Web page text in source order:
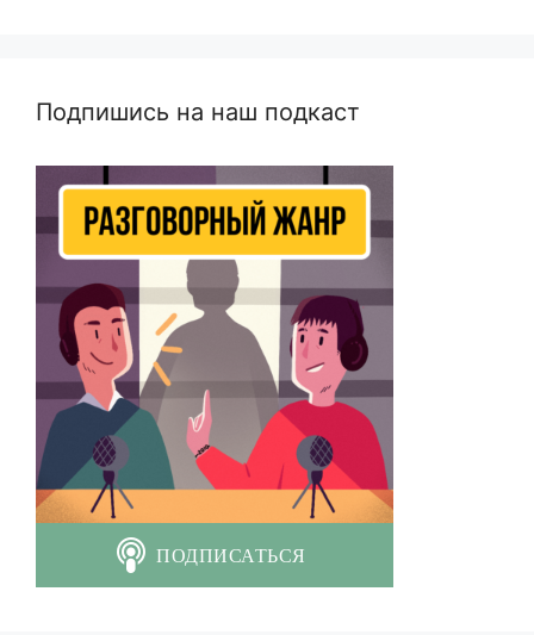
Подпишись на наш подкаст